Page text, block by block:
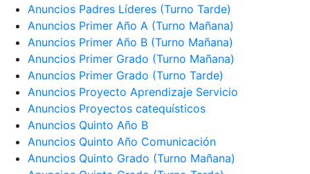
Anuncios Padres Líderes (Turno Tarde)
Anuncios Primer Año A (Turno Mañana)
Anuncios Primer Año B (Turno Mañana)
Anuncios Primer Grado (Turno Mañana)
Anuncios Primer Grado (Turno Tarde)
Anuncios Proyecto Aprendizaje Servicio
Anuncios Proyectos catequísticos
Anuncios Quinto Año B
Anuncios Quinto Año Comunicación
Anuncios Quinto Grado (Turno Mañana)